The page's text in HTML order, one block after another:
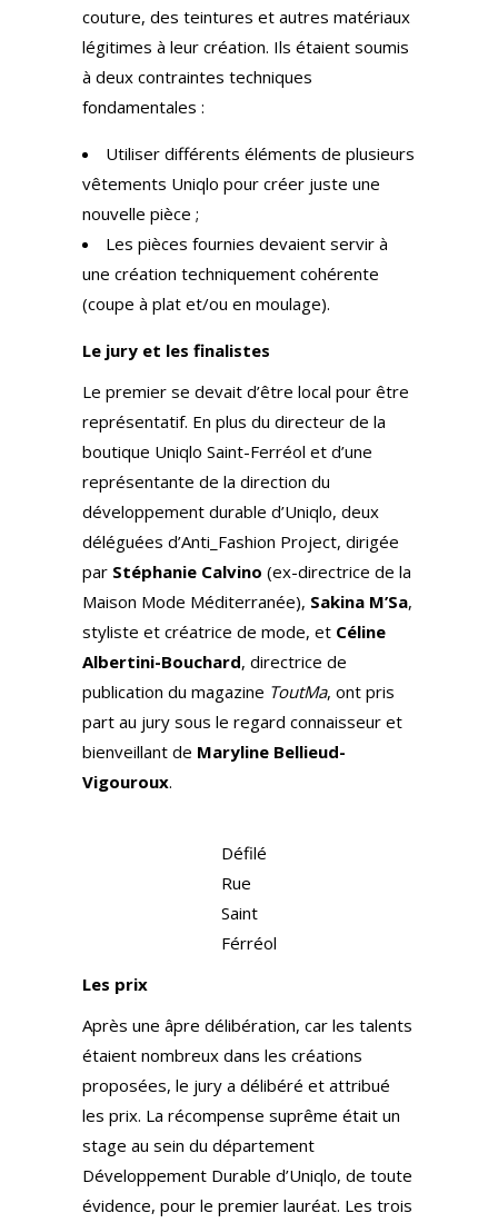
couture, des teintures et autres matériaux
légitimes à leur création. Ils étaient soumis
à deux contraintes techniques
fondamentales :
Utiliser différents éléments de plusieurs
vêtements Uniqlo pour créer juste une
nouvelle pièce ;
Les pièces fournies devaient servir à
une création techniquement cohérente
(coupe à plat et/ou en moulage).
Le jury et les finalistes
Le premier se devait d’être local pour être
représentatif. En plus du directeur de la
boutique Uniqlo Saint-Ferréol et d’une
représentante de la direction du
développement durable d’Uniqlo, deux
déléguées d’Anti_Fashion Project, dirigée
par Stéphanie Calvino (ex-directrice de la
Maison Mode Méditerranée), Sakina M’Sa,
styliste et créatrice de mode, et Céline
Albertini-Bouchard, directrice de
publication du magazine ToutMa, ont pris
part au jury sous le regard connaisseur et
bienveillant de Maryline Bellieud-
Vigouroux.
Défilé
Rue
Saint
Férréol
Les prix
Après une âpre délibération, car les talents
étaient nombreux dans les créations
proposées, le jury a délibéré et attribué
les prix. La récompense suprême était un
stage au sein du département
Développement Durable d’Uniqlo, de toute
évidence, pour le premier lauréat. Les trois